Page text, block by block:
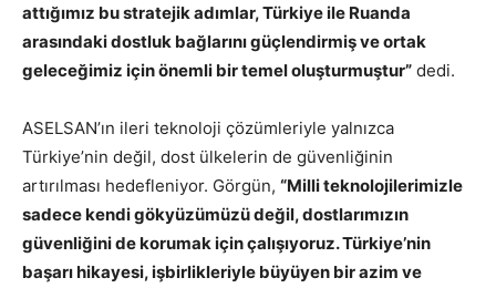
attığımız bu stratejik adımlar, Türkiye ile Ruanda
arasındaki dostluk bağlarını güçlendirmiş ve ortak
geleceğimiz için önemli bir temel oluşturmuştur” dedi.
ASELSAN’ın ileri teknoloji çözümleriyle yalnızca
Türkiye’nin değil, dost ülkelerin de güvenliğinin
artırılması hedefleniyor. Görgün, “Milli teknolojilerimizle
sadece kendi gökyüzümüzü değil, dostlarımızın
güvenliğini de korumak için çalışıyoruz. Türkiye’nin
başarı hikayesi, işbirlikleriyle büyüyen bir azim ve